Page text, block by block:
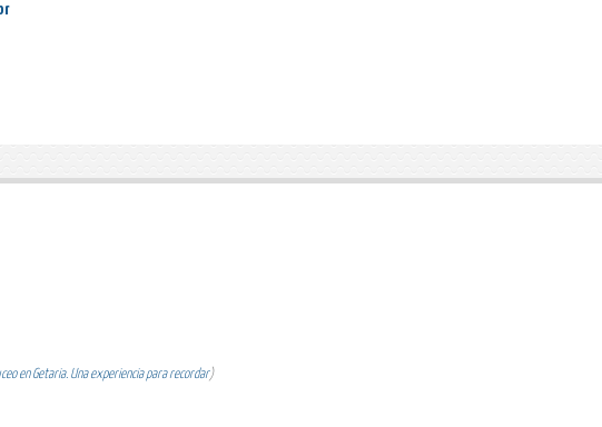
en Getaria. Una experiencia para recordar)